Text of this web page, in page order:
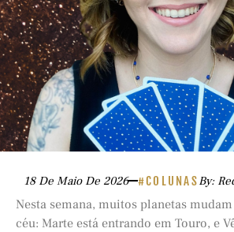
18 De Maio De 2026 #COLUNASBy:
Nesta semana, muitos planetas
céu: Marte está entrando em Touro, e